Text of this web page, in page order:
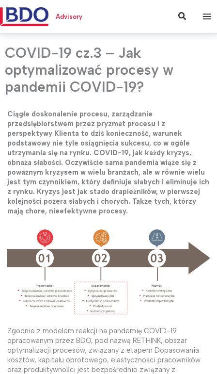
treści
Advisory Szukaj
COVID-19 cz.3 – Jak
optymalizować procesy w
pandemii COVID-19?
Ciągłe doskonalenie procesu, zarządzanie
przedsiębiorstwem przez pryzmat procesu i z
perspektywy Klienta to dziś konieczność, warunek
podstawowy nie tyle osiągnięcia sukcesu, co w ogóle
utrzymania się na rynku. COVID-19, jak każdy kryzys,
obnaża słabości. Oczywiście sama pandemia wiąże się z
poważnym kryzysem w wielu branżach, ale w równie wielu
jest tym czynnikiem, który definiuje słabych i eliminuje ich
z rynku. Kryzys jest jak stado drapieżników, w pierwszej
kolejności pożera słabych i chorych. Także tych, którzy
mają chore, nieefektywne procesy.
Zgodnie z modelem reakcji na pandemię COVID-19
opracowanym przez BDO, pod nazwą RETHINK, obszar
optymalizacji procesów, związany z etapem Dopasowania
kosztów, kapitału obrotowego, elastyczności pracowników
oraz produktywności jest bezpośrednio związany z